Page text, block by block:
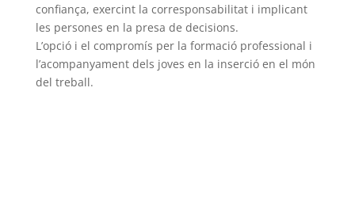
confiança, exercint la corresponsabilitat i implicant
les persones en la presa de decisions.
L’opció i el compromís per la formació professional i
l’acompanyament dels joves en la inserció en el món
del treball.